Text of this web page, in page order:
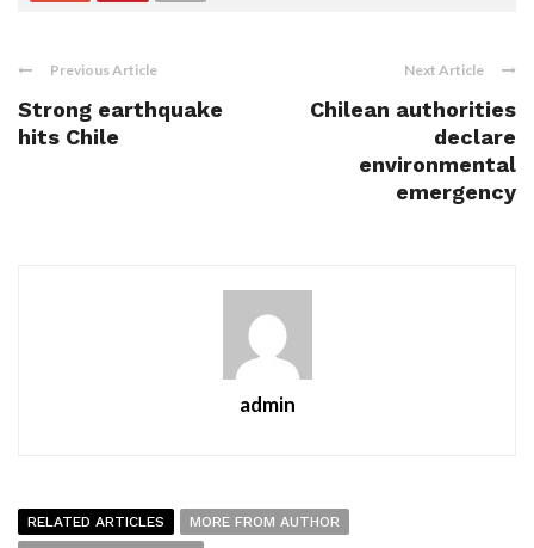
Previous Article
Strong earthquake
hits Chile
Next Article
Chilean authorities
declare
environmental
emergency
admin
RELATED ARTICLES
MORE FROM AUTHOR